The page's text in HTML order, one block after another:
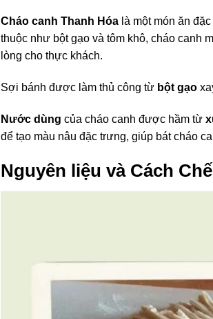
Cháo canh Thanh Hóa là một món ăn
thuộc như bột gạo và tôm khô, cháo canh
lòng cho thực khách.
Sợi bánh được làm thủ công từ bột gạo
Nước dùng của cháo canh được hầm từ
để tạo màu nâu đặc trưng, giúp bát cháo
Nguyên liệu và Cách